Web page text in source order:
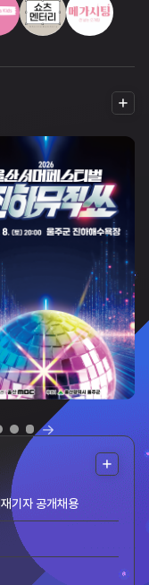
더
기자 공개채용
더